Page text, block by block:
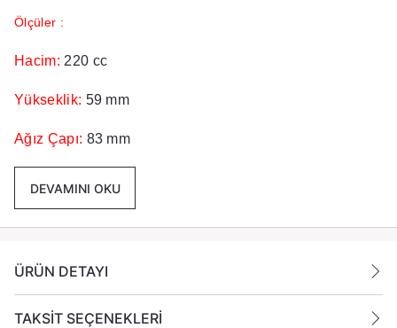
Ölçüler :
Hacim: 220 cc
Yükseklik: 59 mm
Ağız Çapı: 83 mm
DEVAMINI OKU
ÜRÜN DETAYI
TAKSİT SEÇENEKLERİ